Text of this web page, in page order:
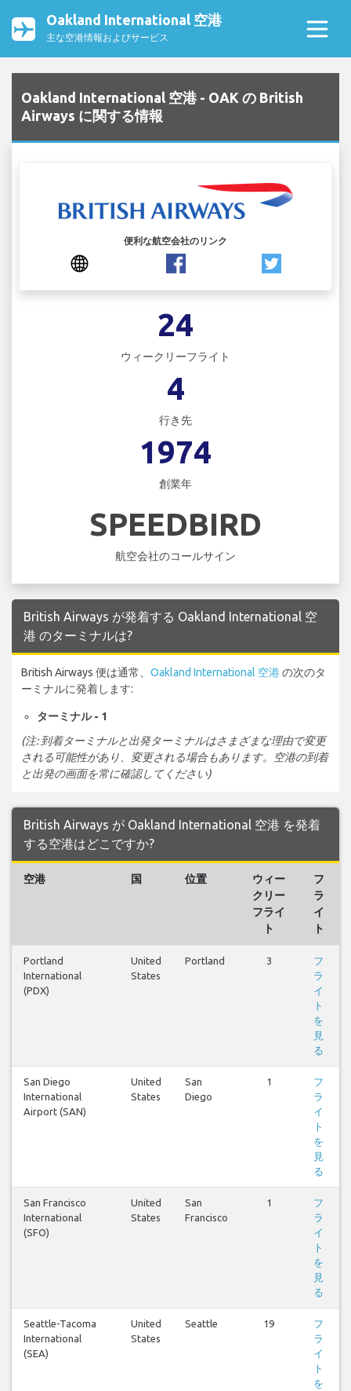
Oakland International 空港
主な空港情報およびサービス
Oakland International 空港 - OAK の British
Airways に関する情報
便利な航空会社のリンク
24
ウィークリーフライト
4
行き先
1974
創業年
SPEEDBIRD
航空会社のコールサイン
British Airways が発着する Oakland International 空
港 のターミナルは?
British Airways 便は通常、 Oakland International 空港の次のタ
ーミナルに発着します:
ターミナル - 1
(注: 到着ターミナルと出発ターミナルはさまざまな理由で変更
される可能性があり、変更される場合もあります。空港の到着
と出発の画面を常に確認してください)
British Airways が Oakland International 空港 を発着
する空港はどこですか?
空港 国 位置
ウィー
クリー
フライ
ト
フ
ラ
イ
ト
Portland
International
(PDX)
United
States
Portland 3
フ
ラ
イ
ト
を
見
る
San Diego
International
Airport (SAN)
United
States
San
Diego
1
フ
ラ
イ
ト
を
見
る
San Francisco
International
(SFO)
United
States
San
Francisco
1
フ
ラ
イ
ト
を
見
る
Seattle-Tacoma
International
(SEA)
United
States
Seattle 19
フ
ラ
イ
ト
を